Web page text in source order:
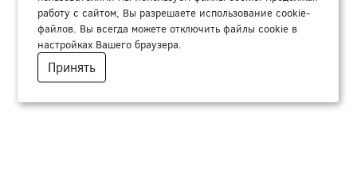
работу с сайтом, Вы разрешаете использование cookie-
файлов. Вы всегда можете отключить файлы cookie в
настройках Вашего браузера.
Принять